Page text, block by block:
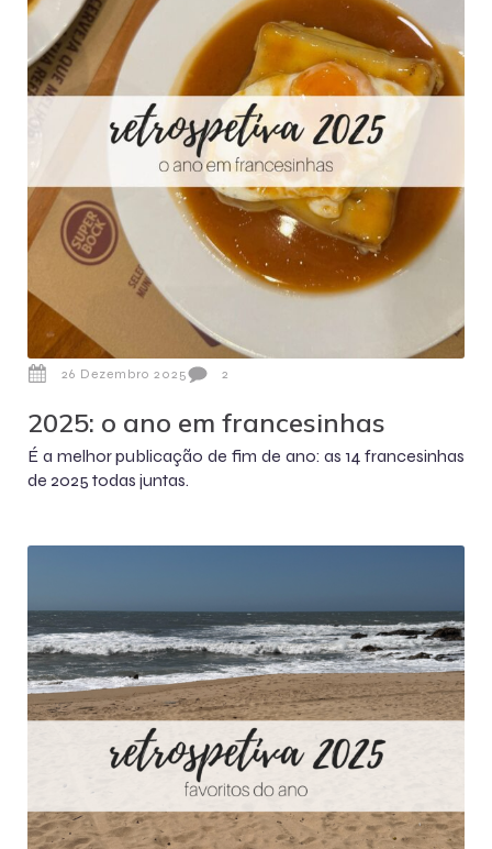
26 Dezembro 2025 2
2025: o ano em francesinhas
É a melhor publicação de fim de ano: as 14 francesinhas
de 2025 todas juntas.